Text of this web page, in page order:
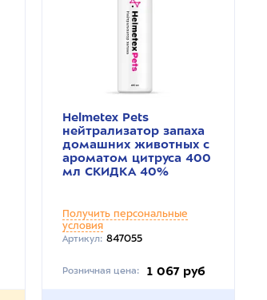
Helmetex Pets
нейтрализатор запаха
домашних животных с
ароматом цитруса 400
мл СКИДКА 40%
Получить персональные
условия
Артикул: 847055
Розничная цена: 1 067 руб